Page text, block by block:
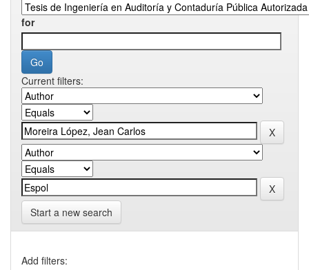
for
Current filters:
Start a new search
Add filters: